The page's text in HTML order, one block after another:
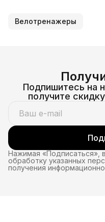
Велотренажеры
Подпишитесь на
получите
Нажимая «Подписаться»,
обработку указанных
получения